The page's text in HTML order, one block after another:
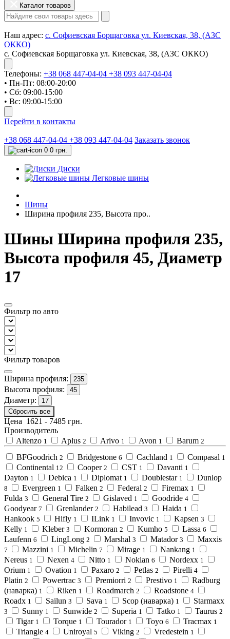
Каталог товаров
Наш адрес: с. Софиевская Борщаговка ул. Киевская, 38, (АЗС
ОККО)
с. Софиевская Борщаговка ул. Киевская, 38, (АЗС ОККО)
Телефоны: +38 068 447-04-04 +38 093 447-04-04
• Пн-Пт: 08:00-20:00
• Сб: 09:00-15:00
• Вс: 09:00-15:00
Перейти в контакты
+38 068 447-04-04 +38 093 447-04-04 Заказать звонок
0 0 грн.
Диски
Легковые шины
Шины
Ширина профиля 235, Высота про..
Шины Ширина профиля 235,
Высота профиля 45, Диаметр
17
Фильтр по авто
Фильтр товаров
Ширина профиля: 235
Высота профиля: 45
Диаметр:
17
Сбросить все
Цена 1621 - 7485 грн.
Производитель
Altenzo 1 Aplus 2 Arivo 1 Avon 1 Barum 2
BFGoodrich 2 Bridgestone 6 Cachland 1 Compasal 1
Continental 12 Cooper 2 CST 1 Davanti 1
Dayton 1 Debica 1 Diplomat 1 Doublestar 1 Dunlop
8 Evergreen 1 Falken 2 Federal 2 Firemax 1
Fulda 3 General Tire 2 Gislaved 1 Goodride 4
Goodyear 7 Grenlander 2 Habilead 3 Haida 1
Hankook 5 Hifly 1 ILink 1 Invovic 1 Kapsen 3
Kelly 1 Kleber 3 Kormoran 2 Kumho 5 Lassa 6
Laufenn 6 LingLong 2 Marshal 3 Matador 3 Maxxis
7 Mazzini 1 Michelin 7 Mirage 1 Nankang 1
Nereus 1 Nexen 4 Nitto 1 Nokian 6 Nordexx 1
Orium 1 Ovation 1 Paxaro 2 Petlas 2 Pirelli 4
Platin 2 Powertrac 3 Premiorri 2 Prestivo 1
Radburg
(наварка) 1 Riken 1 Roadmarch 2 Roadstone 4
Roadx 1 Sailun 3 Sava 1 Scop (наварка) 1 Starmaxx
3 Sunny 1 Sunwide 2 Superia 1 Tatko 1 Taurus 2
Tigar 1 Torque 1 Tourador 1 Toyo 6 Tracmax 1
Triangle 4 Uniroyal 5 Viking 2 Vredestein 1